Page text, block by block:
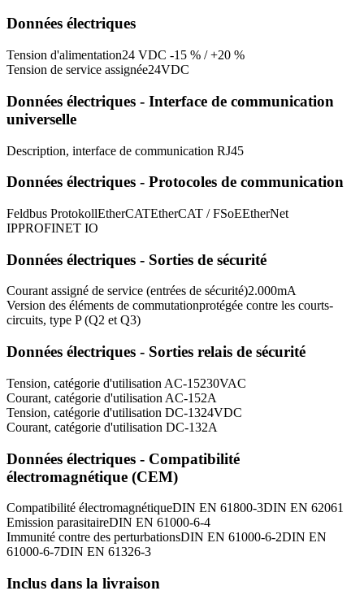
Données électriques
Tension d'alimentation24 VDC -15 % / +20 %
Tension de service assignée24VDC
Données électriques - Interface de communication
universelle
Description, interface de communication RJ45
Données électriques - Protocoles de communication
Feldbus ProtokollEtherCATEtherCAT / FSoEEtherNet
IPPROFINET IO
Données électriques - Sorties de sécurité
Courant assigné de service (entrées de sécurité)2.000mA
Version des éléments de commutationprotégée contre les courts-
circuits, type P (Q2 et Q3)
Données électriques - Sorties relais de sécurité
Tension, catégorie d'utilisation AC-15230VAC
Courant, catégorie d'utilisation AC-152A
Tension, catégorie d'utilisation DC-1324VDC
Courant, catégorie d'utilisation DC-132A
Données électriques - Compatibilité
électromagnétique (CEM)
Compatibilité électromagnétiqueDIN EN 61800-3DIN EN 62061
Emission parasitaireDIN EN 61000-6-4
Immunité contre des perturbationsDIN EN 61000-6-2DIN EN
61000-6-7DIN EN 61326-3
Inclus dans la livraison